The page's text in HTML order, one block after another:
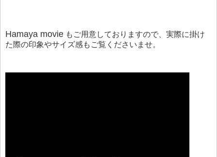
Hamaya movie もご用意しておりますので、実際に掛け
た際の印象やサイズ感もご覧くださいませ。